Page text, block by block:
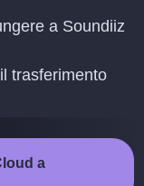
a Soundiiz
trasferimento
a